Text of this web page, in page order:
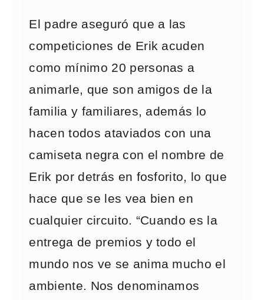
El padre aseguró que a las
competiciones de Erik acuden
como mínimo 20 personas a
animarle, que son amigos de la
familia y familiares, además lo
hacen todos ataviados con una
camiseta negra con el nombre de
Erik por detrás en fosforito, lo que
hace que se les vea bien en
cualquier circuito. “Cuando es la
entrega de premios y todo el
mundo nos ve se anima mucho el
ambiente. Nos denominamos